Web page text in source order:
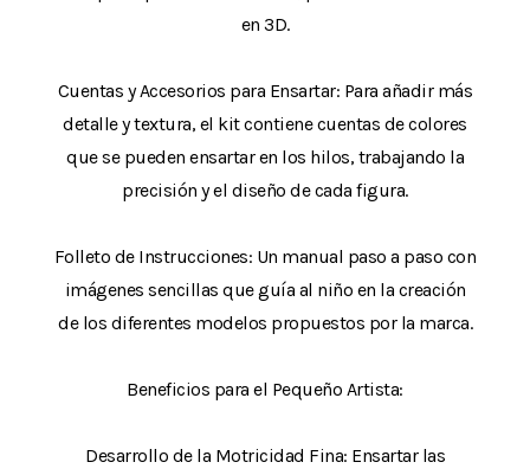
en 3D.
Cuentas y Accesorios para Ensartar: Para añadir más
detalle y textura, el kit contiene cuentas de colores
que se pueden ensartar en los hilos, trabajando la
precisión y el diseño de cada figura.
Folleto de Instrucciones: Un manual paso a paso con
imágenes sencillas que guía al niño en la creación
de los diferentes modelos propuestos por la marca.
Beneficios para el Pequeño Artista:
Desarrollo de la Motricidad Fina: Ensartar las